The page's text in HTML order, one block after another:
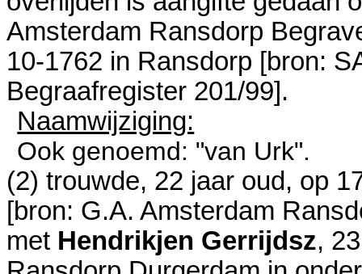
Amsterdam Ransdorp
10-1762 in Ransdorp [bron:
Begraafregister 201/99].
Naamwijziging:
Ook genoemd: "van Urk".
(2) trouwde, 22 jaar oud, op
[bron: G.A. Amsterdam
met Hendrikjen Gerrijdsz,